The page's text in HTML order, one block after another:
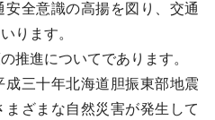
安全意識の高揚を図り、交通
ります。
推進についてであります。
三十年北海道胆振東部地震
ざまな自然災害が発生して